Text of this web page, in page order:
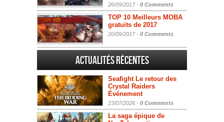
26/09/2017 - 0 Comments
TOP 10 Meilleurs MOBA
gratuits de 2017
20/09/2017 - 0 Comments
Actualités Récentes
Seafight Le retour des
Crystal Raiders
Événement
23/07/2026 - 0 Comments
La saga épique de